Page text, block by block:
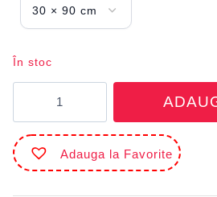
În stoc
pictură
pe
șasiu
30x90
Adauga la Favorite